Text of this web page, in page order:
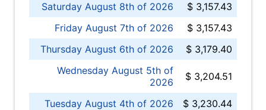
Saturday August 8th of 2026
$ 3,157.43
Friday August 7th of 2026
$ 3,157.43
Thursday August 6th of 2026
$ 3,179.40
Wednesday August 5th of
2026
$ 3,204.51
Tuesday August 4th of 2026
$ 3,230.44